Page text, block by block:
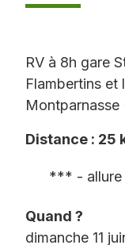
RV à 8h gare
Flambertins et
Montparnasse
Distance : 25
*** - allure
Quand ?
dimanche 11